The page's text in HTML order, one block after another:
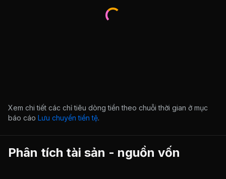
Xem chi tiết các chỉ tiêu dòng tiền theo chuỗi thời gian ở mục
báo cáo Lưu chuyển tiền tệ.
Phân tích tài sản - nguồn vốn